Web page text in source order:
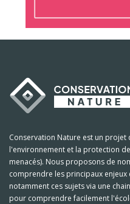
Conservation Nature est un projet
l'environnement et la protection
menacés). Nous proposons de
comprendre les principaux
notamment ces sujets via une
pour comprendre facilement